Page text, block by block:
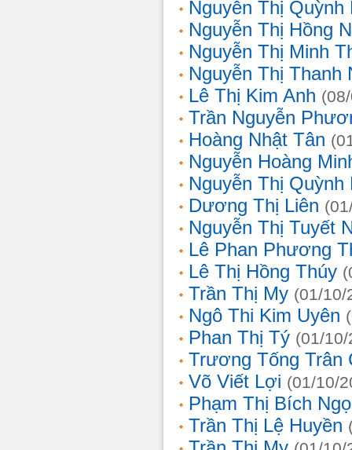
Nguyễn Thị Quỳnh
Nguyễn Thị Hồng
Nguyễn Thị Minh
Nguyễn Thị Thanh
Lê Thị Kim Anh
Trần Nguyễn
Hoàng Nhật Tân
Nguyễn Hoàng
Nguyễn Thị Quỳnh
Dương Thị Liên
Nguyễn Thị Tuyết
Lê Phan Phương
Lê Thị Hồng Thúy
Trần Thị My (01/10/
Ngô Thi Kim Uyên
Phan Thị Tý (01/
Trương Tống Trân
Võ Viết Lợi (01/10/
Phạm Thị Bích
Trần Thị Lệ Huyền